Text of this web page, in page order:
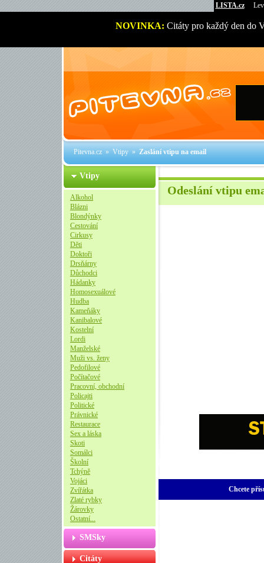
LISTA.cz
NOVINKA: Citáty pro každý den do
Pitevna.cz»Vtipy»Zaslání vtipu na email
Vtipy
Alkohol
Blázni
Blondýnky
Cestování
Cirkusy
Děti
Doktoři
Drsňárny
Důchodci
Hádanky
Homosexuálové
Hudba
Kameňáky
Kanibalové
Kostelní
Lordi
Manželské
Muži vs. ženy
Pedofilové
Počítačové
Pracovní, obchodní
Policajti
Politické
Právnické
Restaurace
Sex a láska
Skoti
Somálci
Školní
Tchýně
Vojáci
Zvířátka
Zlaté rybky
Žárovky
Ostatní...
SMSky
Citáty
Odeslání vtipu
Chcete